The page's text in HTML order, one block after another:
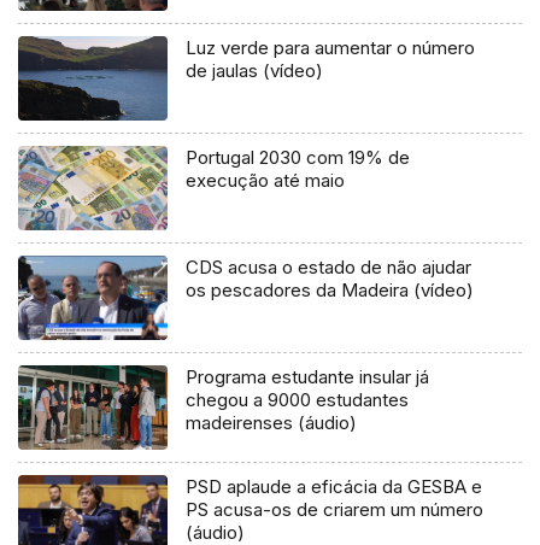
Luz verde para aumentar o número
de jaulas (vídeo)
Portugal 2030 com 19% de
execução até maio
CDS acusa o estado de não ajudar
os pescadores da Madeira (vídeo)
Programa estudante insular já
chegou a 9000 estudantes
madeirenses (áudio)
PSD aplaude a eficácia da GESBA e
PS acusa-os de criarem um número
(áudio)